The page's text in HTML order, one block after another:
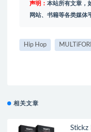
声明： 本站所有文章，
网站、书籍等各类媒体
Hip Hop
相关文章
Stickz